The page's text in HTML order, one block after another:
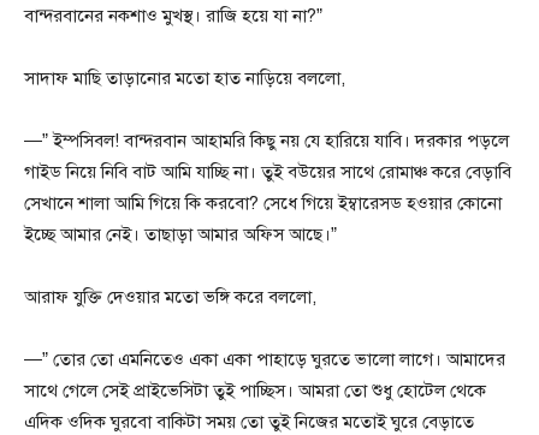
বান্দরবানের নকশাও মুখস্থ। রাজি হয়ে যা না?”
সাদাফ মাছি তাড়ানোর মতো হাত নাড়িয়ে বললো,
—” ইম্পসিবল! বান্দরবান আহামরি কিছু নয় যে হারিয়ে যাবি। দরকার পড়লে
গাইড নিয়ে নিবি বাট আমি যাচ্ছি না। তুই বউয়ের সাথে রোমাঞ্চ করে বেড়াবি
সেখানে শালা আমি গিয়ে কি করবো? সেধে গিয়ে ইম্বারেসড হওয়ার কোনো
ইচ্ছে আমার নেই। তাছাড়া আমার অফিস আছে।”
আরাফ যুক্তি দেওয়ার মতো ভঙ্গি করে বললো,
—” তোর তো এমনিতেও একা একা পাহাড়ে ঘুরতে ভালো লাগে। আমাদের
সাথে গেলে সেই প্রাইভেসিটা তুই পাচ্ছিস। আমরা তো শুধু হোটেল থেকে
এদিক ওদিক ঘুরবো বাকিটা সময় তো তুই নিজের মতোই ঘুরে বেড়াতে